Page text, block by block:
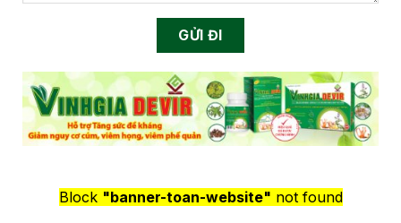
Block "banner-toan-website" not found